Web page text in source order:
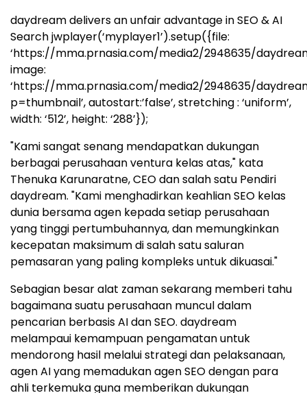
daydream delivers an unfair advantage in SEO & AI
Searchjwplayer(‘myplayer1’).setup({file:
‘https://mma.prnasia.com/media2/2948635/
image:
‘https://mma.prnasia.com/media2/2948635/
p=thumbnail’, autostart:’false’, stretching : ‘uniform’,
width: ‘512’, height: ‘288’});
"Kami sangat senang mendapatkan dukungan
berbagai perusahaan ventura kelas atas," kata
Thenuka Karunaratne, CEO dan salah satu Pendiri
daydream. "Kami menghadirkan keahlian SEO kelas
dunia bersama agen kepada setiap perusahaan
yang tinggi pertumbuhannya, dan memungkinkan
kecepatan maksimum di salah satu saluran
pemasaran yang paling kompleks untuk dikuasai."
Sebagian besar alat zaman sekarang memberi tahu
bagaimana suatu perusahaan muncul dalam
pencarian berbasis AI dan SEO. daydream
melampaui kemampuan pengamatan untuk
mendorong hasil melalui strategi dan pelaksanaan,
agen AI yang memadukan agen SEO dengan para
ahli terkemuka guna memberikan dukungan